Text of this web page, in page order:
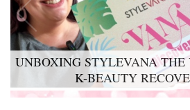
UNBOXING STYLEVANA THE
K-BEAUTY